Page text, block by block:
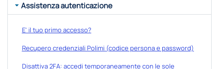
Assistenza autenticazione
E' il tuo primo accesso?
Recupero credenziali Polimi (codice persona e password)
Disattiva 2FA: accedi temporaneamente con le sole